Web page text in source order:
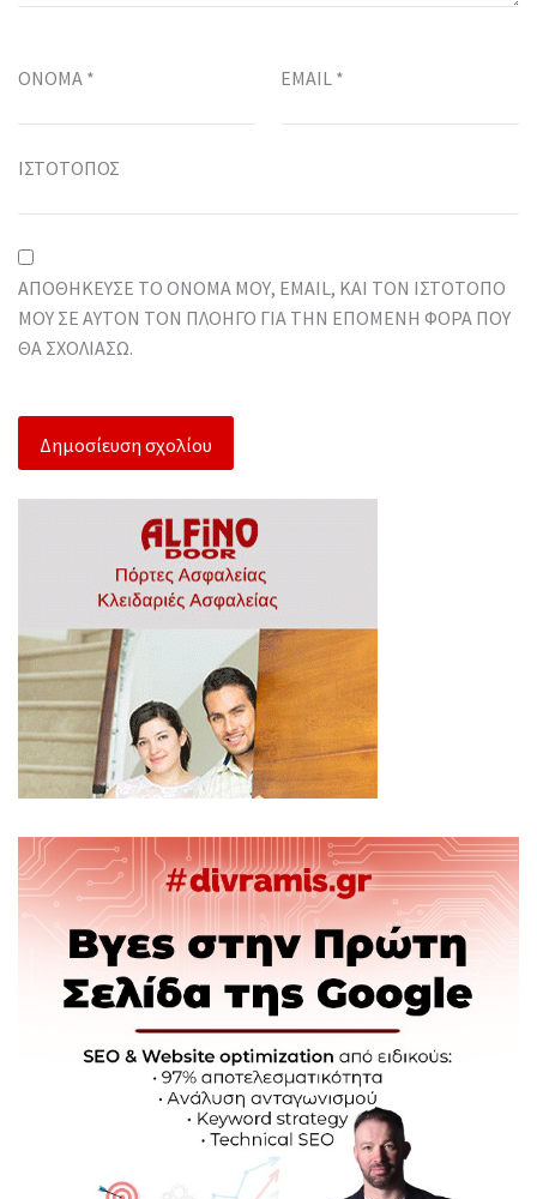
ΌΝΟΜΑ * EMAIL *
ΙΣΤΌΤΟΠΟΣ
ΑΠΟΘΉΚΕΥΣΕ ΤΟ ΌΝΟΜΆ ΜΟΥ, EMAIL, ΚΑΙ ΤΟΝ ΙΣΤΌΤΟΠΟ
ΜΟΥ ΣΕ ΑΥΤΌΝ ΤΟΝ ΠΛΟΗΓΌ ΓΙΑ ΤΗΝ ΕΠΌΜΕΝΗ ΦΟΡΆ ΠΟΥ
ΘΑ ΣΧΟΛΙΆΣΩ.